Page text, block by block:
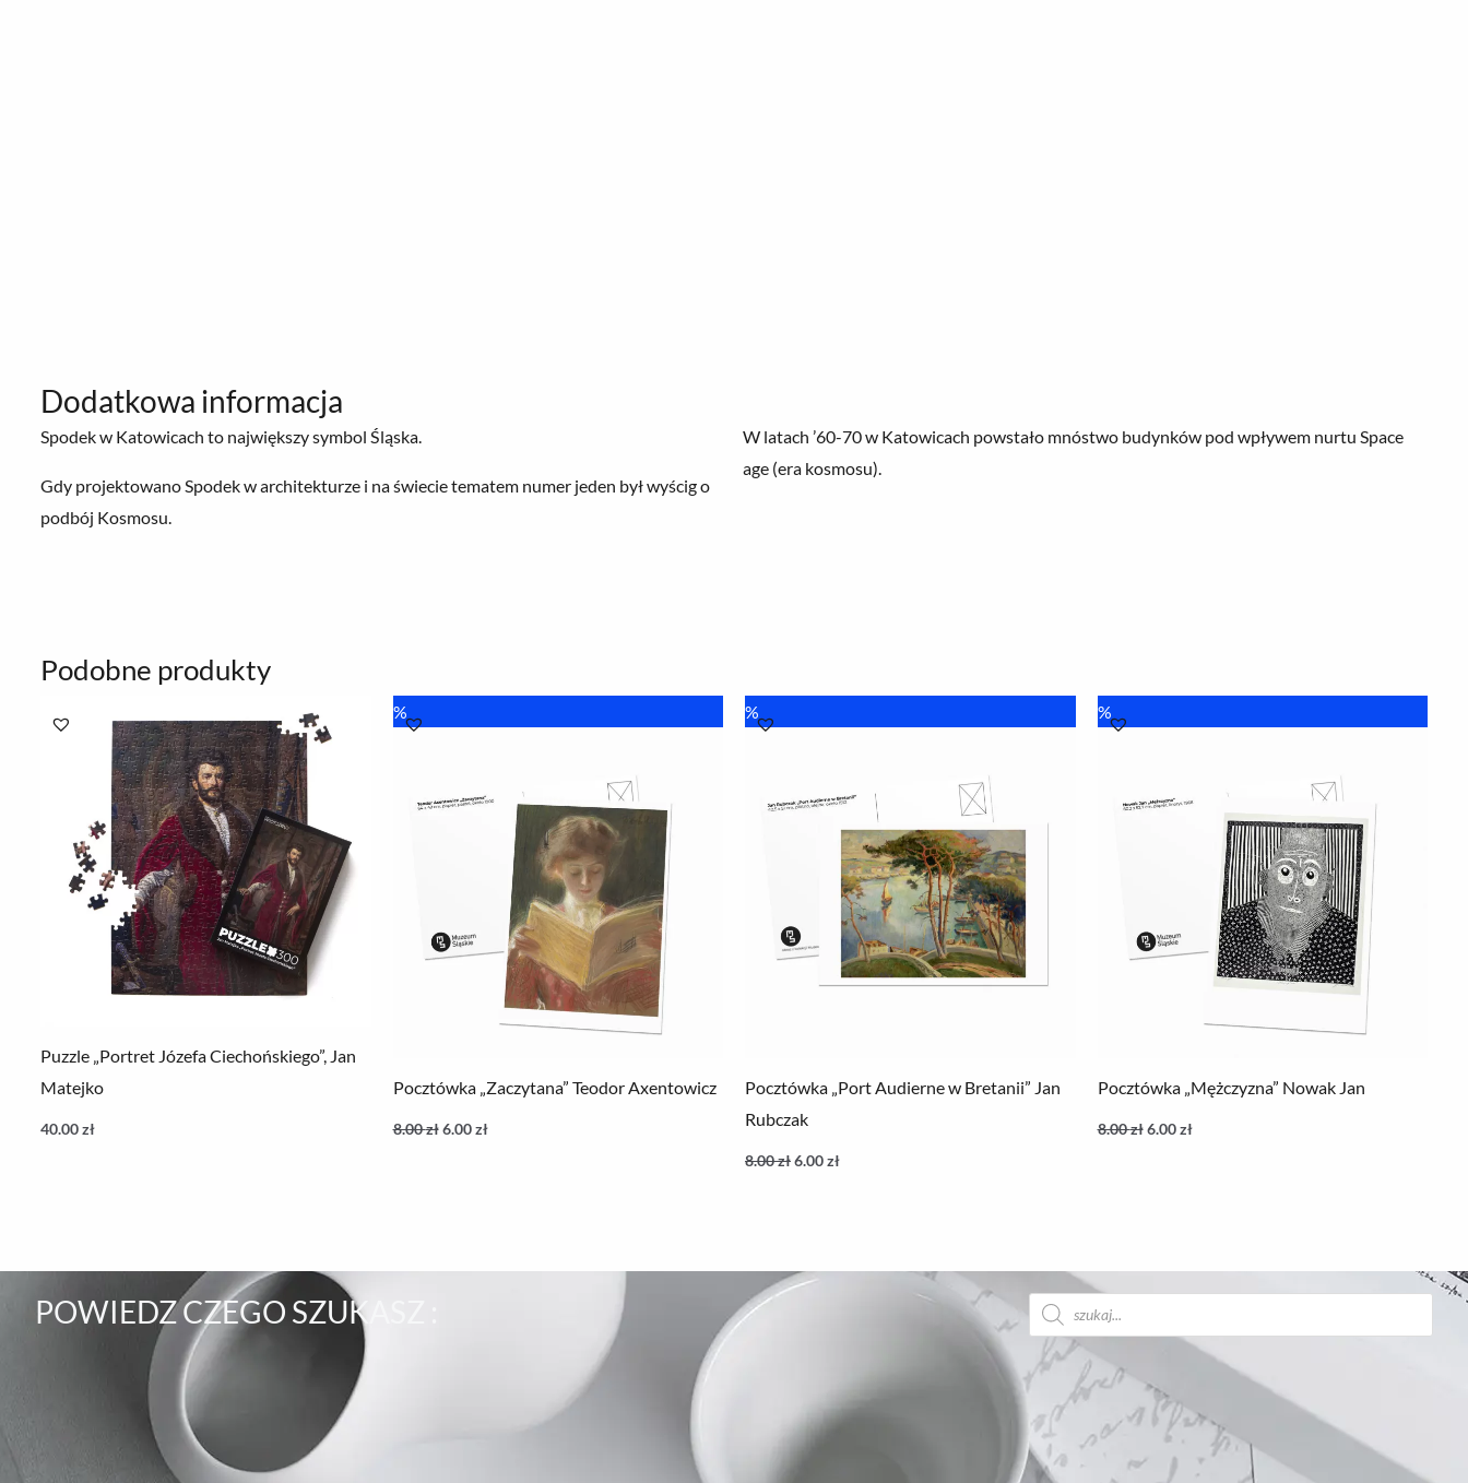
Dodatkowa informacja
Spodek w Katowicach to największy symbol Śląska.
Gdy projektowano Spodek w architekturze i na świecie tematem numer jeden był wyścig o
podbój Kosmosu.
W latach ’60-70 w Katowicach powstało mnóstwo budynków pod wpływem nurtu Space
age (era kosmosu).
Podobne produkty
Puzzle „Portret Józefa Ciechońskiego”, Jan
Matejko
40.00zł
%
Pocztówka „Zaczytana” Teodor Axentowicz
8.00zł
cena
6.00zł
cena
%
Pocztówka „Port Audierne w Bretanii” Jan
Rubczak
8.00zł
cena
6.00zł
cena
%
Pocztówka „Mężczyzna” Nowak Jan
8.00zł
cena
6.00zł
cena
POWIEDZ CZEGO SZUKASZ :
Wyszukiwarka
produktów